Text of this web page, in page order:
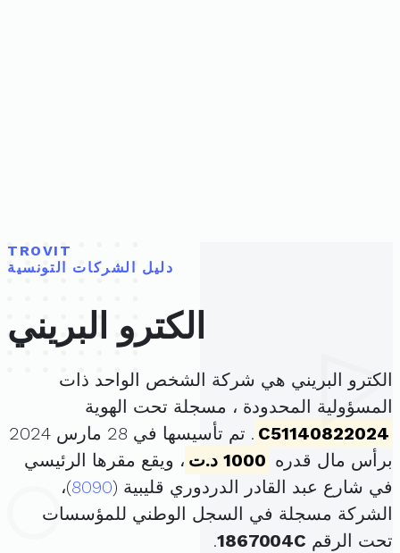
TROVIT
دليل الشركات التونسية
الكترو البريني
الكترو البريني هي شركة الشخص الواحد ذات
المسؤولية المحدودة ، مسجلة تحت الهوية
C51140822024
. تم تأسيسها في 28 مارس 2024
برأس مال قدره 1000 د.ت
، ويقع مقرها الرئيسي
في شارع عبد القادر الدردوري قليبية (8090)،
الشركة مسجلة في السجل الوطني للمؤسسات
تحت الرقم 1867004C
.